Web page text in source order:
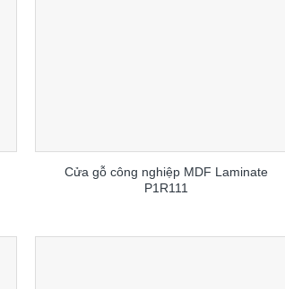
Cửa gỗ công nghiệp MDF Laminate
P1R111